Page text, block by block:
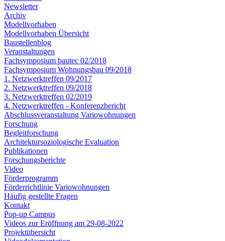
Newsletter
Archiv
Modellvorhaben
Modellvorhaben Übersicht
Baustellenblog
Veranstaltungen
Fachsymposium bautec 02/2018
Fachsymposium Wohnungsbau 09/2018
1. Netzwerktreffen 09/2017
2. Netzwerktreffen 09/2018
3. Netzwerktreffen 02/2019
4. Netzwerktreffen - Konferenzbericht
Abschlussveranstaltung Variowohnungen
Forschung
Begleitforschung
Architektursoziologische Evaluation
Publikationen
Forschungsberichte
Video
Förderprogramm
Förderrichtlinie Variowohnungen
Häufig gestellte Fragen
Kontakt
Pop-up Campus
Videos zur Eröffnung am 29-08-2022
Projektübersicht